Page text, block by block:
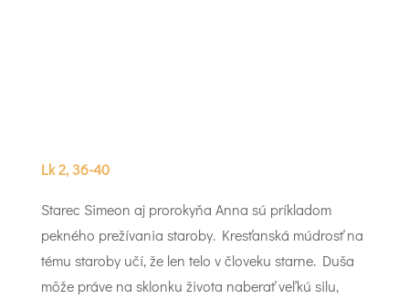
Lk 2, 36-40
Starec Simeon aj prorokyňa Anna sú príkladom
pekného prežívania staroby. Kresťanská múdrosť na
tému staroby učí, že len telo v človeku starne. Duša
môže práve na sklonku života naberať veľkú silu,